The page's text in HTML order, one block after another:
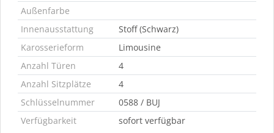
Außenfarbe
Innenausstattung
Stoff (Schwarz)
Karosserieform
Limousine
Anzahl Türen
4
Anzahl Sitzplätze
4
Schlüsselnummer
0588 / BUJ
Verfügbarkeit
sofort verfügbar